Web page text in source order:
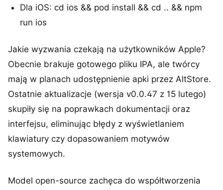
Dla iOS: cd ios && pod install && cd .. && npm
run ios
Jakie wyzwania czekają na użytkowników Apple?
Obecnie brakuje gotowego pliku IPA, ale twórcy
mają w planach udostępnienie apki przez AltStore.
Ostatnie aktualizacje (wersja v0.0.47 z 15 lutego)
skupiły się na poprawkach dokumentacji oraz
interfejsu, eliminując błędy z wyświetlaniem
klawiatury czy dopasowaniem motywów
systemowych.
Model open-source zachęca do współtworzenia